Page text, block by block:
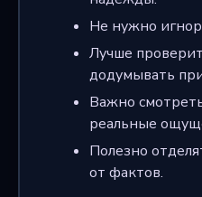
Не нужно
Лучше
додумывать
Важно
реальные
Полезно
от фактов.